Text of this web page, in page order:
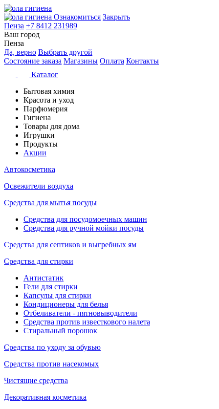
Ознакомиться Закрыть
Пенза +7 8412 231989
Ваш город
Пенза
Да, верно Выбрать другой
Состояние заказа Магазины Оплата Контакты
Каталог
Бытовая химия
Красота и уход
Парфюмерия
Гигиена
Товары для дома
Игрушки
Продукты
Акции
Автокосметика
Освежители воздуха
Средства для мытья посуды
Средства для посудомоечных машин
Средства для ручной мойки посуды
Средства для септиков и выгребных ям
Средства для стирки
Антистатик
Гели для стирки
Капсулы для стирки
Кондиционеры для белья
Отбеливатели - пятновыводители
Средства против известкового налета
Стиральный порошок
Средства по уходу за обувью
Средства против насекомых
Чистящие средства
Декоративная косметика